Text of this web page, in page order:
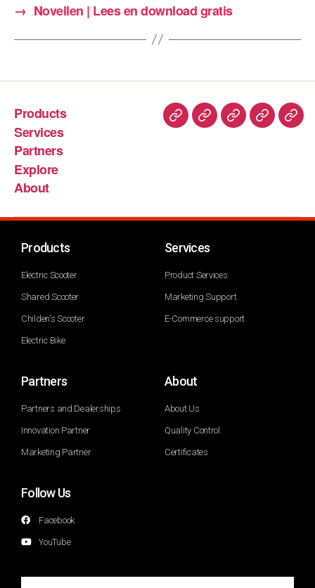
→ Novellen | Lees en download gratis
Products
Services
Partners
Explore
About
Products
Electric Scooter
Shared Scooter
Childen's Scooter
Electric Bike
Services
Product Services
Marketing Support
E-Commerce support
Partners
Partners and Dealerships
Innovation Partner
Marketing Partner
About
About Us
Quality Control
Certificates
Follow Us
Facebook
YouTube